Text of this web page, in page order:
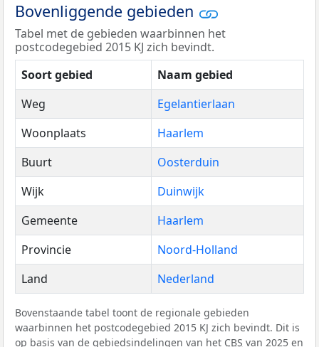
Bovenliggende gebieden
Tabel met de gebieden waarbinnen het
postcodegebied 2015 KJ zich bevindt.
Soort gebied
Naam gebied
Weg
Egelantierlaan
Woonplaats
Haarlem
Buurt
Oosterduin
Wijk
Duinwijk
Gemeente
Haarlem
Provincie
Noord-Holland
Land
Nederland
Bovenstaande tabel toont de regionale gebieden
waarbinnen het postcodegebied 2015 KJ zich bevindt. Dit is
op basis van de gebiedsindelingen van het CBS van 2025 en